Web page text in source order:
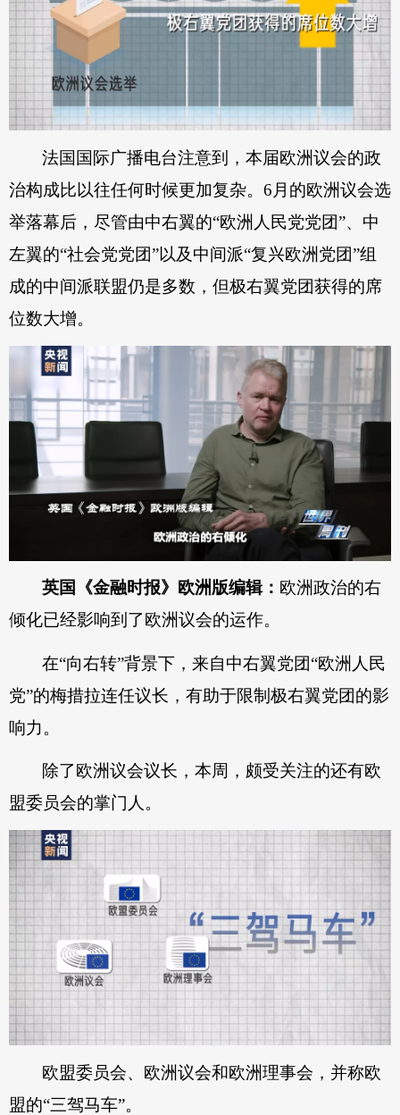
法国国际广播电台注意到，本届欧洲议会的政
治构成比以往任何时候更加复杂。6月的欧洲议会选
举落幕后，尽管由中右翼的“欧洲人民党党团”、中
左翼的“社会党党团”以及中间派“复兴欧洲党团”组
成的中间派联盟仍是多数，但极右翼党团获得的席
位数大增。
英国《金融时报》欧洲版编辑： 欧洲政治的右
倾化已经影响到了欧洲议会的运作。
在“向右转”背景下，来自中右翼党团“欧洲人民
党”的梅措拉连任议长，有助于限制极右翼党团的影
响力。
除了欧洲议会议长，本周，颇受关注的还有欧
盟委员会的掌门人。
欧盟委员会、欧洲议会和欧洲理事会，并称欧
盟的“三驾马车”。